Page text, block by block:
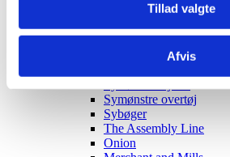
Tillad valgte
Afvis
Symønstre barn
Symønstre voksen
Symønstre bukser, shorts
Symønstre overtøj
Sybøger
The Assembly Line
Onion